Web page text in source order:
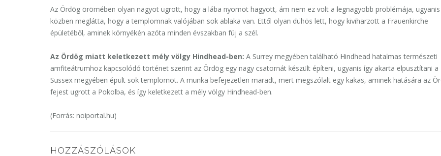
Az Ördög örömében olyan nagyot ugrott, hogy a lába nyomot hagyott, ám nem ez volt a legnagyobb problémája, ugyanis
közben meglátta, hogy a templomnak valójában sok ablaka van. Ettől olyan dühös lett, hogy kiviharzott a Frauenkirche
épületéből, aminek környékén azóta minden évszakban fúj a szél.
Az Ördög miatt keletkezett mély völgy Hindhead-ben: A Surrey megyében található Hindhead hatalmas természeti
amfiteátrumhoz kapcsolódó történet szerint az Ördög egy nagy csatornát készült építeni, ugyanis így akarta elpusztítani a
Sussex megyében épült sok templomot. A munka befejezetlen maradt, mert megszólalt egy kakas, aminek hatására az
fejest ugrott a Pokolba, és így keletkezett a mély völgy Hindhead-ben.
(Forrás: noiportal.hu)
HOZZÁSZÓLÁSOK